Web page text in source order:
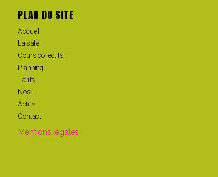
PLAN DU SITE
Accueil
La salle
Cours collectifs
Planning
Tarifs
Nos +
Actus
Contact
Mentions légales